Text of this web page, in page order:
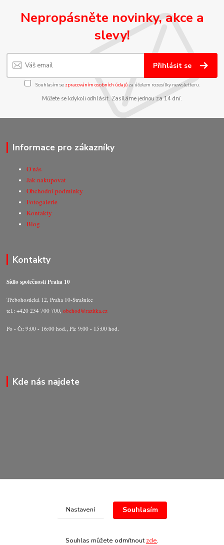
Nepropásněte novinky, akce a
slevy!
Přihlásit se
Souhlasím se zpracováním osobních údajůza účelem rozesílky newsletteru.
Můžete se kdykoli odhlásit. Zasíláme jednou za 14 dní.
Informace pro zákazníky
O nás
Jak nakupovat
Obchodní podmínky
Fotogalerie
Kontakty
Blog
Kontakty
Sídlo společnosti Praha 10
Třebohostická 12, Praha 10-Strašnice
tel.: +420 234 700 700,obchod@razitka.cz
Po - Čt: 9:00 - 16:00 hod., Pá: 9:00 - 15:00 hod.
Kde nás najdete
© Copyright 2020-2026 Marking Center CZ a.s.
Nastavení Souhlasím
Souhlas můžete odmítnout zde.